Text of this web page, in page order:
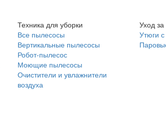
Техника для уборки
Все пылесосы
Вертикальные пылесосы
Робот-пылесос
Моющие пылесосы
Очистители и увлажнители
воздуха
Уход
Утюги